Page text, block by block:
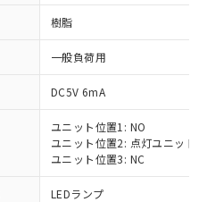
樹脂
一般負荷用
DC5V 6mA
ユニット位置1: NO
ユニット位置2: 点灯ユニット
ユニット位置3: NC
LEDランプ